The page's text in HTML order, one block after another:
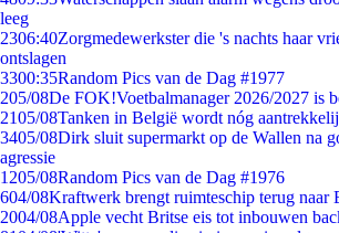
leeg
2306:40Zorgmedewerkster die 's nachts haar
ontslagen
3300:35Random Pics van de Dag #1977
205/08De FOK!Voetbalmanager 2026/2027 is
2105/08Tanken in België wordt nóg
3405/08Dirk sluit supermarkt op de Wallen na
agressie
1205/08Random Pics van de Dag #1976
604/08Kraftwerk brengt ruimteschip terug naar
2004/08Apple vecht Britse eis tot inbouwen